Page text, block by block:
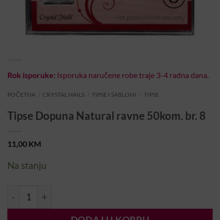
Rok isporuke: Isporuka naručene robe traje 3-4 radna dana.
POČETNA CRYSTAL NAILS TIPSE I ŠABLONI TIPSE
Tipse Dopuna Natural ravne 50kom. br. 8
11,00 KM
Na stanju
Tipse Dopuna Natural ravne 50kom. br. 8 količina